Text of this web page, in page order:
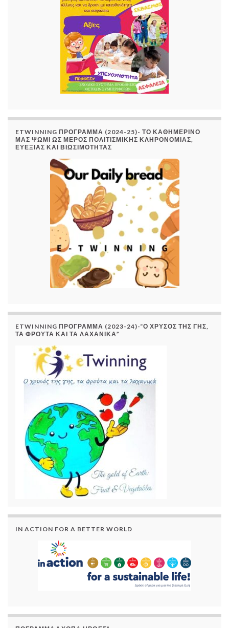
ETWINNING ΠΡΟΓΡΑΜΜΑ (2024-25)- ΤΟ ΚΑΘΗΜΕΡΙΝΟ
ΜΑΣ ΨΩΜΙ ΩΣ ΜΕΡΟΣ ΠΟΛΙΤΙΣΜΙΚΗΣ ΚΛΗΡΟΝΟΜΙΑΣ,
ΕΥΕΞΙΑΣ ΚΑΙ ΒΙΩΣΙΜΟΤΗΤΑΣ
ETWINNING ΠΡΌΓΡΑΜΜΑ (2023-24)-“Ο ΧΡΥΣΌΣ ΤΗΣ ΓΗΣ,
ΤΑ ΦΡΟΎΤΑ ΚΑΙ ΤΑ ΛΑΧΑΝΙΚΆ”
IN ACTION FOR A BETTER WORLD